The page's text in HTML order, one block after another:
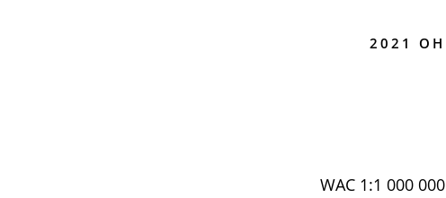
2021 ОН
WAC 1:1 000 000